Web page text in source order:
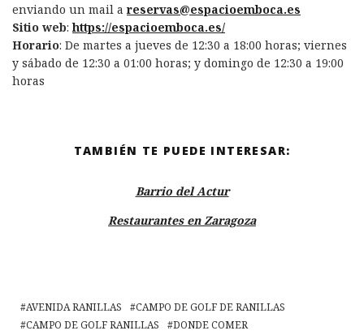
enviando un mail a reservas@espacioemboca.es
Sitio web:https://espacioemboca.es/
Horario: De martes a jueves de 12:30 a 18:00 horas; viernes
y sábado de 12:30 a 01:00 horas; y domingo de 12:30 a 19:00
horas
TAMBIÉN TE PUEDE INTERESAR:
Barrio del Actur
Restaurantes en Zaragoza
AVENIDA RANILLAS
CAMPO DE GOLF DE RANILLAS
CAMPO DE GOLF RANILLAS
DONDE COMER